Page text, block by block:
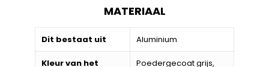
MATERIAAL
Dit bestaat uit Aluminium
Kleur van het Poedergecoat grijs,